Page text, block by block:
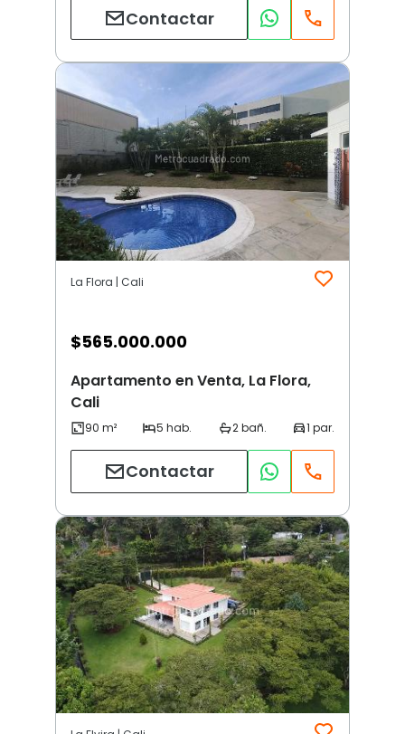
Contactar
La Flora | Cali
$565.000.000
Apartamento en Venta, La Flora,
Cali
Contactar